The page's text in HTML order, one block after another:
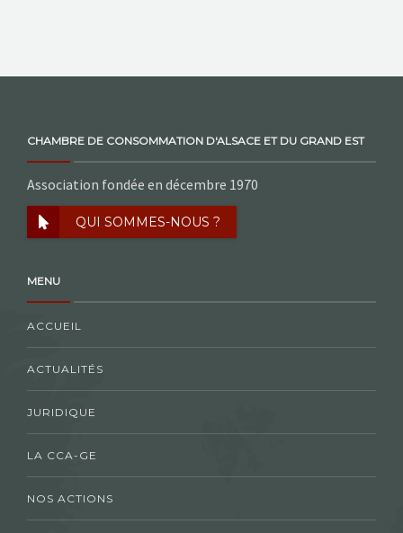
CHAMBRE DE CONSOMMATION D'ALSACE ET DU GRAND EST
Association fondée en décembre 1970
QUI SOMMES-NOUS ?
MENU
ACCUEIL
ACTUALITÉS
JURIDIQUE
LA CCA-GE
NOS ACTIONS